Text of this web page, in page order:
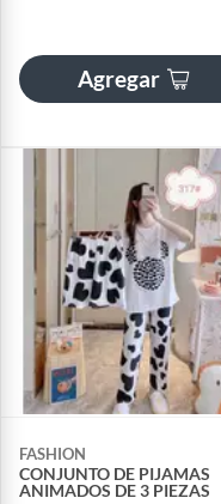
Agregar
FASHION
CONJUNTO DE PIJAMAS
ANIMADOS DE 3 PIEZAS